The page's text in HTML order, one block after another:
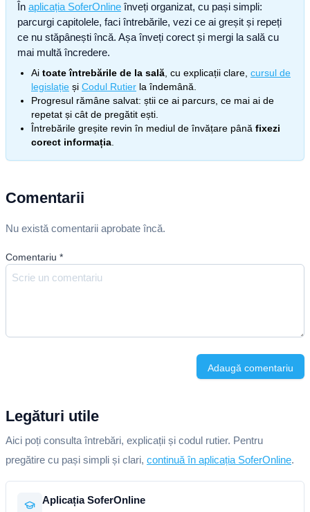
În aplicația SoferOnline înveți organizat, cu pași simpli:
parcurgi capitolele, faci întrebările, vezi ce ai greșit și repeți
ce nu stăpânești încă. Așa înveți corect și mergi la sală cu
mai multă încredere.
Ai toate întrebările de la sală , cu explicații clare, cursul de
legislație și Codul Rutier la îndemână.
Progresul rămâne salvat: știi ce ai parcurs, ce mai ai de
repetat și cât de pregătit ești.
Întrebările greșite revin în mediul de învățare până fixezi
corect informația
Comentarii
Nu există comentarii aprobate încă.
Comentariu *
Adaugă comentariu
Legături utile
Aici poți consulta întrebări, explicații și codul rutier. Pentru
pregătire cu pași simpli și clari, continuă în aplicația SoferOnline.
Aplicația SoferOnline